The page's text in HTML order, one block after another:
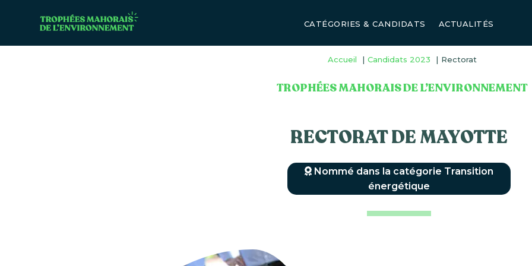
CATÉGORIES & CANDIDATS ACTUALITÉS
Accueil Candidats 2023 Rectorat
TROPHÉES MAHORAIS DE L’ENVIRONNEMENT
RECTORAT DE MAYOTTE
Nommé dans la catégorie Transition
énergétique